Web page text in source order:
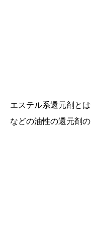
エステル系還元剤と
などの油性の還元剤の